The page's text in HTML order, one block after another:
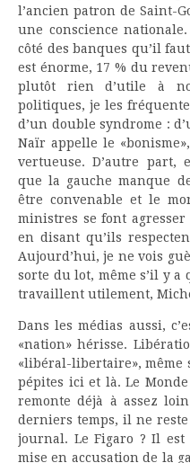
l’ancien patron de Saint-
une conscience
côté des banques qu’il
est énorme, 17 % du
plutôt rien d’utile à
politiques, je les
d’un double syndrome :
Naïr appelle le
vertueuse. D’autre part,
que la gauche manque
être convenable et le
ministres se font
en disant qu’ils
Aujourd’hui, je ne vois
sorte du lot, même s’il y
travaillent utilement,
Dans les médias aussi,
«nation» hérisse.
«libéral-libertaire», même
pépites ici et là. Le
remonte déjà à assez
derniers temps, il ne
journal. Le Figaro ? Il est
mise en accusation de la